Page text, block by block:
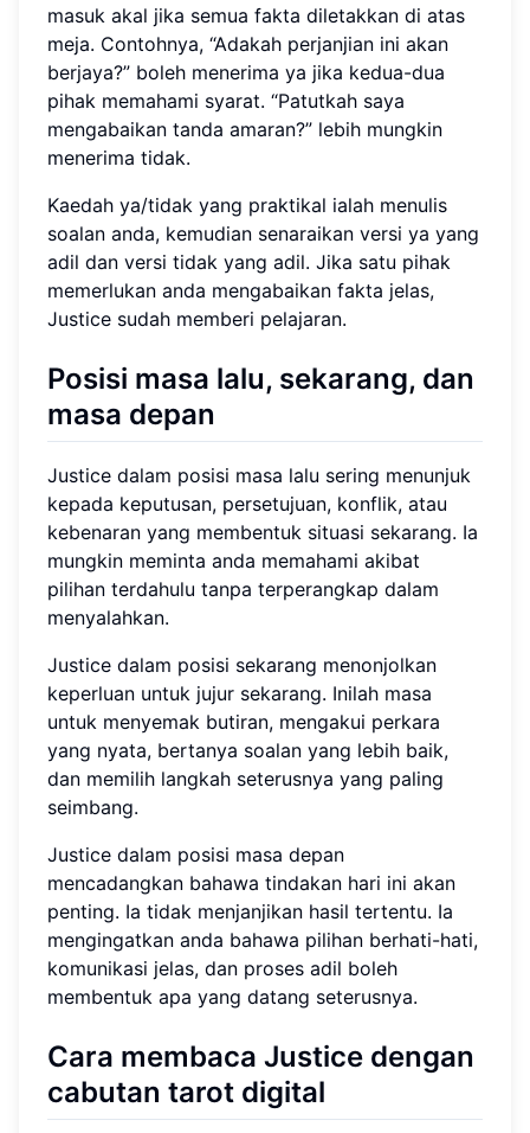
masuk akal jika semua fakta diletakkan di atas
meja. Contohnya, “Adakah perjanjian ini akan
berjaya?” boleh menerima ya jika kedua-dua
pihak memahami syarat. “Patutkah saya
mengabaikan tanda amaran?” lebih mungkin
menerima tidak.
Kaedah ya/tidak yang praktikal ialah menulis
soalan anda, kemudian senaraikan versi ya yang
adil dan versi tidak yang adil. Jika satu pihak
memerlukan anda mengabaikan fakta jelas,
Justice sudah memberi pelajaran.
Posisi masa lalu, sekarang, dan
masa depan
Justice dalam posisi masa lalu sering menunjuk
kepada keputusan, persetujuan, konflik, atau
kebenaran yang membentuk situasi sekarang. Ia
mungkin meminta anda memahami akibat
pilihan terdahulu tanpa terperangkap dalam
menyalahkan.
Justice dalam posisi sekarang menonjolkan
keperluan untuk jujur sekarang. Inilah masa
untuk menyemak butiran, mengakui perkara
yang nyata, bertanya soalan yang lebih baik,
dan memilih langkah seterusnya yang paling
seimbang.
Justice dalam posisi masa depan
mencadangkan bahawa tindakan hari ini akan
penting. Ia tidak menjanjikan hasil tertentu. Ia
mengingatkan anda bahawa pilihan berhati-hati,
komunikasi jelas, dan proses adil boleh
membentuk apa yang datang seterusnya.
Cara membaca Justice dengan
cabutan tarot digital